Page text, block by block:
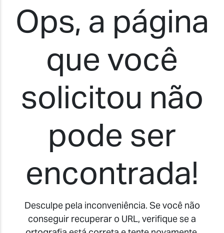
Ops, a página
que você
solicitou não
pode ser
encontrada!
Desculpe pela inconveniência. Se você não
conseguir recuperar o URL, verifique se a